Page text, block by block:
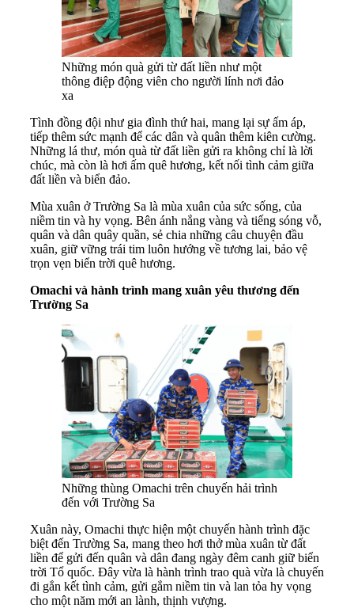
Những món quà gửi từ đất liền như một
thông điệp động viên cho người lính nơi đảo
xa
Tình đồng đội như gia đình thứ hai, mang lại sự ấm áp,
tiếp thêm sức mạnh để các dân và quân thêm kiên cường.
Những lá thư, món quà từ đất liền gửi ra không chỉ là lời
chúc, mà còn là hơi ấm quê hương, kết nối tình cảm giữa
đất liền và biển đảo.
Mùa xuân ở Trường Sa là mùa xuân của sức sống, của
niềm tin và hy vọng. Bên ánh nắng vàng và tiếng sóng vỗ,
quân và dân quây quần, sẻ chia những câu chuyện đầu
xuân, giữ vững trái tim luôn hướng về tương lai, bảo vệ
trọn vẹn biển trời quê hương.
Omachi và hành trình mang xuân yêu thương đến
Trường Sa
Những thùng Omachi trên chuyến hải trình
đến với Trường Sa
Xuân này, Omachi thực hiện một chuyến hành trình đặc
biệt đến Trường Sa, mang theo hơi thở mùa xuân từ đất
liền để gửi đến quân và dân đang ngày đêm canh giữ biển
trời Tổ quốc. Đây vừa là hành trình trao quà vừa là chuyến
đi gắn kết tình cảm, gửi gắm niềm tin và lan tỏa hy vọng
cho một năm mới an lành, thịnh vượng.